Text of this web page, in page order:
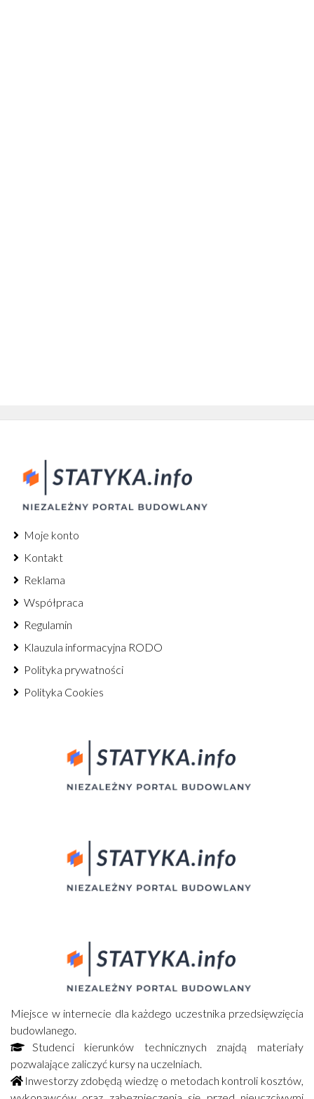
Moje konto
Kontakt
Reklama
Współpraca
Regulamin
Klauzula informacyjna RODO
Polityka prywatności
Polityka Cookies
Miejsce w internecie dla każdego uczestnika przedsięwzięcia
budowlanego.
Studenci kierunków technicznych znajdą materiały
pozwalające zaliczyć kursy na uczelniach.
Inwestorzy zdobędą wiedzę o metodach kontroli kosztów,